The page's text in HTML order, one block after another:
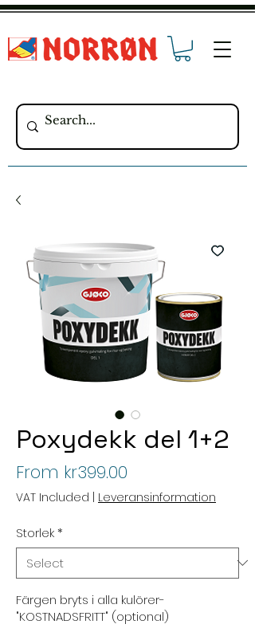
Poxydekk del 1+2
From kr399.00
Price
VAT Included | Leveransinformation
Storlek*
Färgen bryts i alla kulörer-
"KOSTNADSFRITT" (optional)